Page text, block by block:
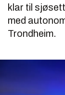
klar til
med
Trondheim.